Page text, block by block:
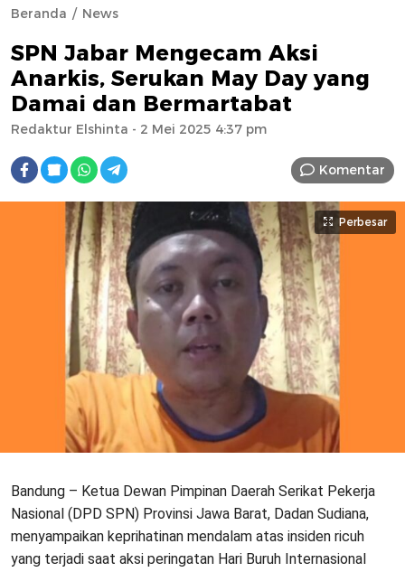
Beranda News
SPN Jabar Mengecam Aksi
Anarkis, Serukan May Day yang
Damai dan Bermartabat
Redaktur Elshinta - 2 Mei 2025 4:37 pm
Komentar
Perbesar
Bandung – Ketua Dewan Pimpinan Daerah Serikat Pekerja
Nasional (DPD SPN) Provinsi Jawa Barat, Dadan Sudiana,
menyampaikan keprihatinan mendalam atas insiden ricuh
yang terjadi saat aksi peringatan Hari Buruh Internasional